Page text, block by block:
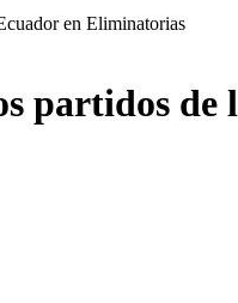
en Eliminatorias
de